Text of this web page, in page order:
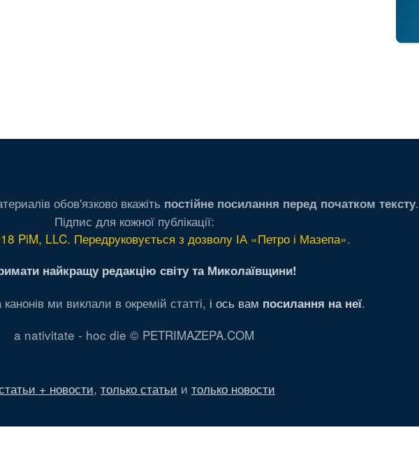
обов'язково вкажіть постійне посилання перед початком тексту.
Підпис для кожної публікації:
PiM, LLC. Передруковується з дозволу ІА «Петро і Мазепа».
найкращу редакцію світу та Миколаївщини!
ми виклали в окремій статті, і ось вам посилання на неї.
a nativitate - hoc die © PETRIMAZEPA.COM
+ новости, только статьи и только новости